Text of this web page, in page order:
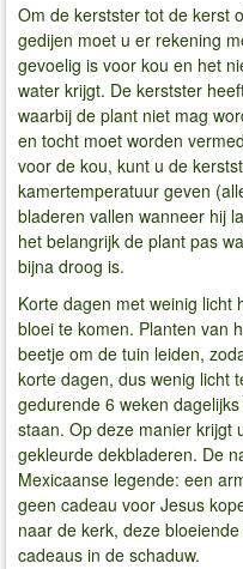
Om de kerstster tot de kerst
gedijen moet u er rekening
gevoelig is voor kou en het
water krijgt. De kerstster
waarbij de plant niet mag
en tocht moet worden
voor de kou, kunt u de
kamertemperatuur geven
bladeren vallen wanneer hij
het belangrijk de plant pas
bijna droog is.
Korte dagen met weinig licht
bloei te komen. Planten van
beetje om de tuin leiden,
korte dagen, dus wenig licht
gedurende 6 weken
staan. Op deze manier krijgt
gekleurde dekbladeren. De
Mexicaanse legende: een
geen cadeau voor Jesus
naar de kerk, deze
cadeaus in de schaduw.